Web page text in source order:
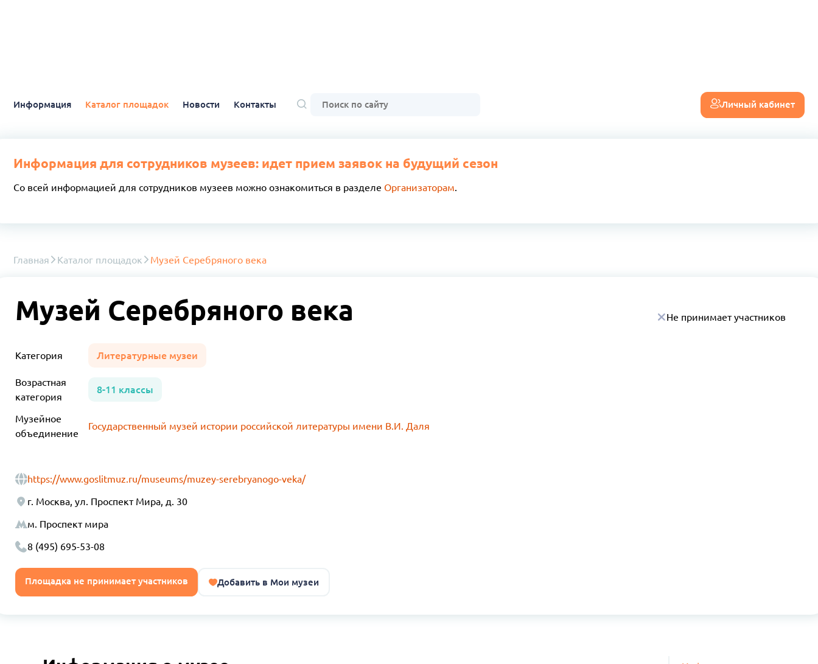
Информация Каталог площадок Новости Контакты Личный кабинет
Информация для сотрудников музеев: идет прием заявок на будущий сезон
Со всей информацией для сотрудников музеев можно ознакомиться в разделе Организаторам.
Главная Каталог площадок Музей Серебряного века
Музей Серебряного века
Категория Литературные музеи
Возрастная
категория
8-11 классы
Музейное
объединение
Государственный музей истории российской литературы имени В.И. Даля
https://www.goslitmuz.ru/museums/muzey-serebryanogo-veka/
г. Москва, ул. Проспект Мира, д. 30
м. Проспект мира
8 (495) 695-53-08
Площадка не принимает участников Добавить в Мои музеи
Не принимает участников